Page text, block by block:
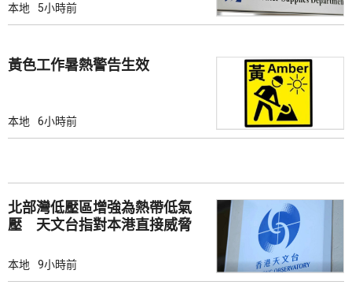
本地 5小時前
黃色工作暑熱警告生效
本地 6小時前
北部灣低壓區增強為熱帶低氣
壓 天文台指對本港直接威脅
本地 9小時前